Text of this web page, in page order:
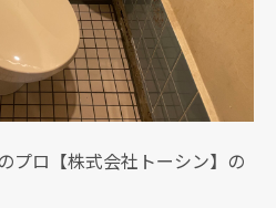
プロ【株式会社トーシン】の